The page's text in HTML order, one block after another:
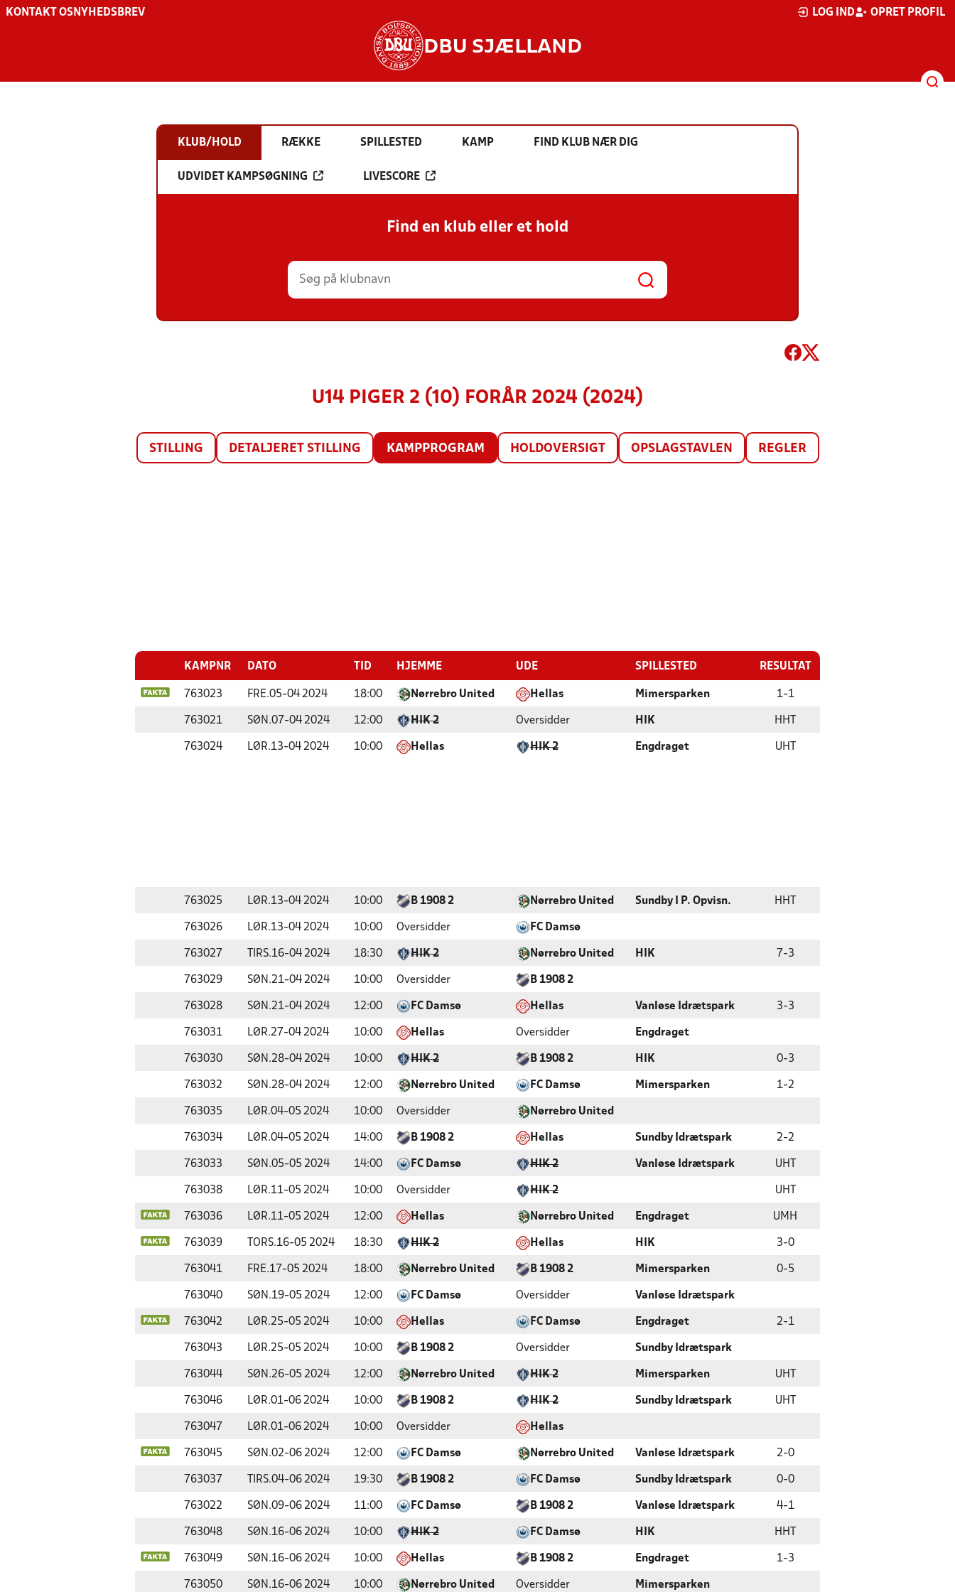
KONTAKT OS NYHEDSBREV LOG IND OPRET PROFIL
DBU SJÆLLAND
KLUB/HOLD RÆKKE SPILLESTED KAMP FIND KLUB NÆR DIG
UDVIDET KAMPSØGNING LIVESCORE
Find en klub eller et hold
U14 PIGER 2 (10) FORÅR 2024 (2024)
STILLING DETALJERET STILLING KAMPPROGRAM HOLDOVERSIGT OPSLAGSTAVLEN REGLER
KAMPNR DATO TID HJEMME UDE SPILLESTED RESULTAT
763023 FRE.05-04 2024 18:00 Nørrebro United Hellas Mimersparken 1-1
763021 SØN.07-04 2024 12:00 HIK 2 Oversidder HIK HHT
763024 LØR.13-04 2024 10:00 Hellas HIK 2 Engdraget UHT
763025 LØR.13-04 2024 10:00 B 1908 2 Nørrebro United Sundby I P. Opvisn. HHT
763026 LØR.13-04 2024 10:00 Oversidder FC Damsø
763027 TIRS.16-04 2024 18:30 HIK 2 Nørrebro United HIK 7 -3
763029 SØN.21-04 2024 10:00 Oversidder B 1908 2
763028 SØN.21-04 2024 12:00 FC Damsø Hellas Vanløse Idrætspark 3-3
763031 LØR.27-04 2024 10:00 Hellas Oversidder Engdraget
763030 SØN.28-04 2024 10:00 HIK 2 B 1908 2 HIK 0-3
763032 SØN.28-04 2024 12:00 Nørrebro United FC Damsø Mimersparken 1-2
763035 LØR.04-05 2024 10:00 Oversidder Nørrebro United
763034 LØR.04-05 2024 14:00 B 1908 2 Hellas Sundby Idrætspark 2-2
763033 SØN.05-05 2024 14:00 FC Damsø HIK 2 Vanløse Idrætspark UHT
763038 LØR.11-05 2024 10:00 Oversidder HIK 2 UHT
763036 LØR.11-05 2024 12:00 Hellas Nørrebro United Engdraget UMH
763039 TORS.16-05 2024 18:30 HIK 2 Hellas HIK 3-0
763041 FRE.17-05 2024 18:00 Nørrebro United B 1908 2 Mimersparken 0-5
763040 SØN.19-05 2024 12:00 FC Damsø Oversidder Vanløse Idrætspark
763042 LØR.25-05 2024 10:00 Hellas FC Damsø Engdraget 2-1
763043 LØR.25-05 2024 10:00 B 1908 2 Oversidder Sundby Idrætspark
763044 SØN.26-05 2024 12:00 Nørrebro United HIK 2 Mimersparken UHT
763046 LØR.01-06 2024 10:00 B 1908 2 HIK 2 Sundby Idrætspark UHT
763047 LØR.01-06 2024 10:00 Oversidder Hellas
763045 SØN.02-06 2024 12:00 FC Damsø Nørrebro United Vanløse Idrætspark 2-0
763037 TIRS.04-06 2024 19:30 B 1908 2 FC Damsø Sundby Idrætspark 0-0
763022 SØN.09-06 2024 11:00 FC Damsø B 1908 2 Vanløse Idrætspark 4-1
763048 SØN.16-06 2024 10:00 HIK 2 FC Damsø HIK HHT
763049 SØN.16-06 2024 10:00 Hellas B 1908 2 Engdraget 1-3
763050 SØN.16-06 2024 10:00 Nørrebro United Oversidder Mimersparken